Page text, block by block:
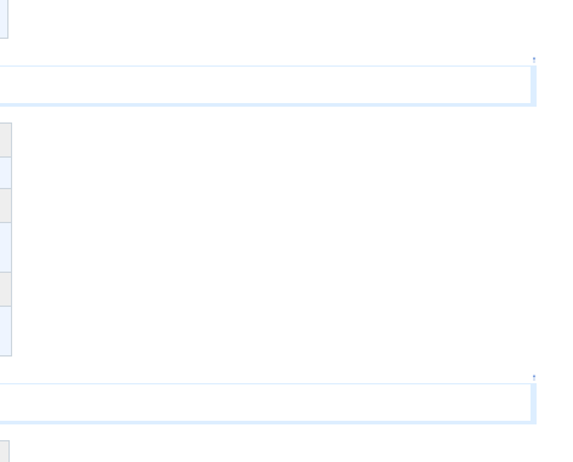
↑
↑